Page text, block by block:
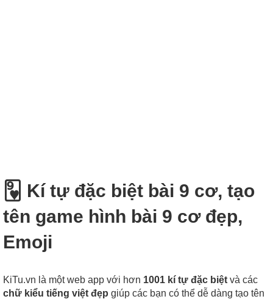
🂹 Kí tự đặc biệt bài 9 cơ, tạo
tên game hình bài 9 cơ đẹp,
Emoji
KiTu.vn là một web app với hơn 1001 kí tự đặc biệt và các
chữ kiểu tiếng việt đẹp giúp các bạn có thể dễ dàng tạo tên